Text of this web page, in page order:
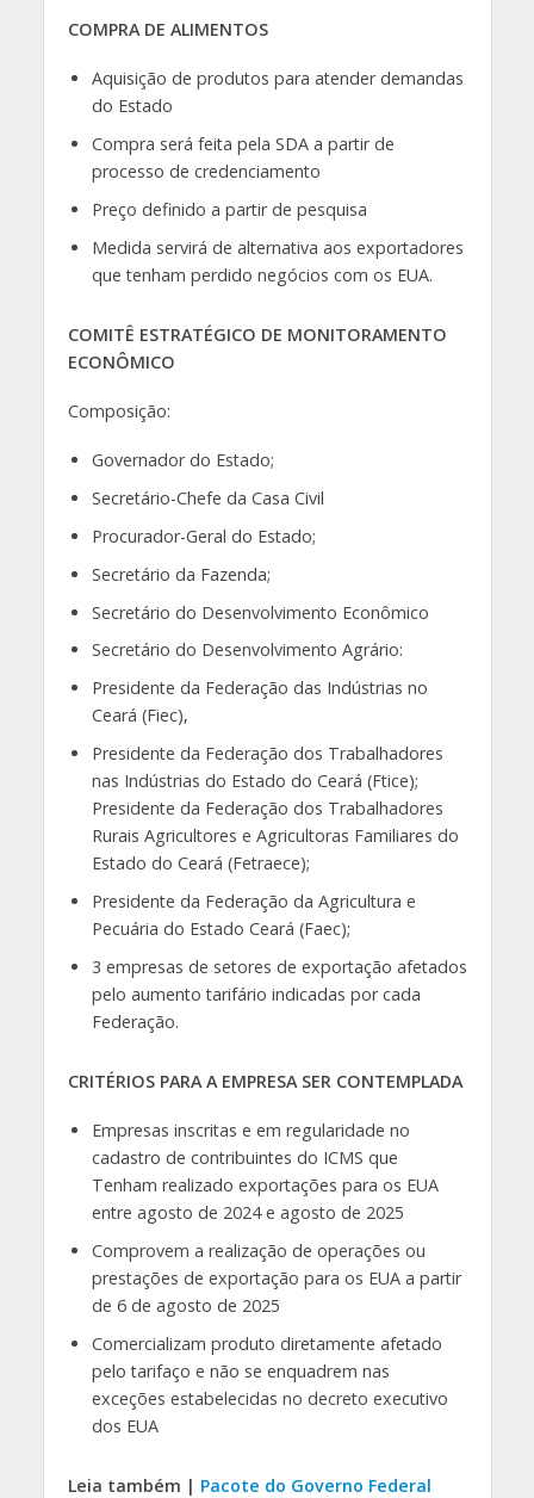
COMPRA DE ALIMENTOS
Aquisição de produtos para atender demandas
do Estado
Compra será feita pela SDA a partir de
processo de credenciamento
Preço definido a partir de pesquisa
Medida servirá de alternativa aos exportadores
que tenham perdido negócios com os EUA.
COMITÊ ESTRATÉGICO DE MONITORAMENTO
ECONÔMICO
Composição:
Governador do Estado;
Secretário-Chefe da Casa Civil
Procurador-Geral do Estado;
Secretário da Fazenda;
Secretário do Desenvolvimento Econômico
Secretário do Desenvolvimento Agrário:
Presidente da Federação das Indústrias no
Ceará (Fiec),
Presidente da Federação dos Trabalhadores
nas Indústrias do Estado do Ceará (Ftice);
Presidente da Federação dos Trabalhadores
Rurais Agricultores e Agricultoras Familiares do
Estado do Ceará (Fetraece);
Presidente da Federação da Agricultura e
Pecuária do Estado Ceará (Faec);
3 empresas de setores de exportação afetados
pelo aumento tarifário indicadas por cada
Federação.
CRITÉRIOS PARA A EMPRESA SER CONTEMPLADA
Empresas inscritas e em regularidade no
cadastro de contribuintes do ICMS que
Tenham realizado exportações para os EUA
entre agosto de 2024 e agosto de 2025
Comprovem a realização de operações ou
prestações de exportação para os EUA a partir
de 6 de agosto de 2025
Comercializam produto diretamente afetado
pelo tarifaço e não se enquadrem nas
exceções estabelecidas no decreto executivo
dos EUA
Leia também | Pacote do Governo Federal